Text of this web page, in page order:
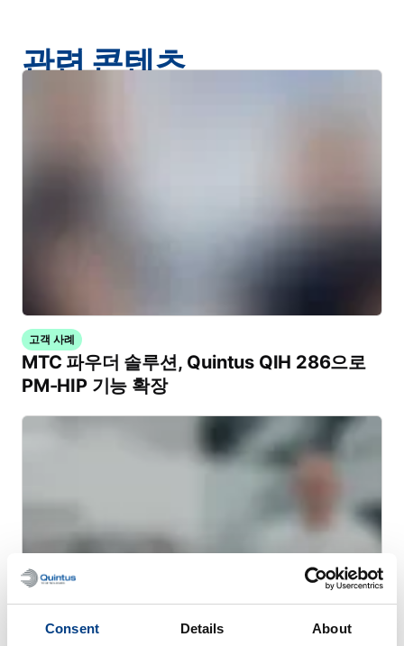
Consent Details About
관련 콘텐츠
고객 사례
MTC 파우더 솔루션, Quintus QIH 286으로
PM-HIP 기능 확장